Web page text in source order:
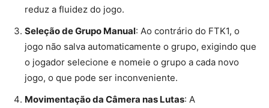
reduz a fluidez do jogo.
Seleção de Grupo Manual: Ao contrário do FTK1, o
jogo não salva automaticamente o grupo, exigindo que
o jogador selecione e nomeie o grupo a cada novo
jogo, o que pode ser inconveniente.
Movimentação da Câmera nas Lutas: A